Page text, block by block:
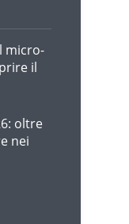
micro-
il
oltre
nei